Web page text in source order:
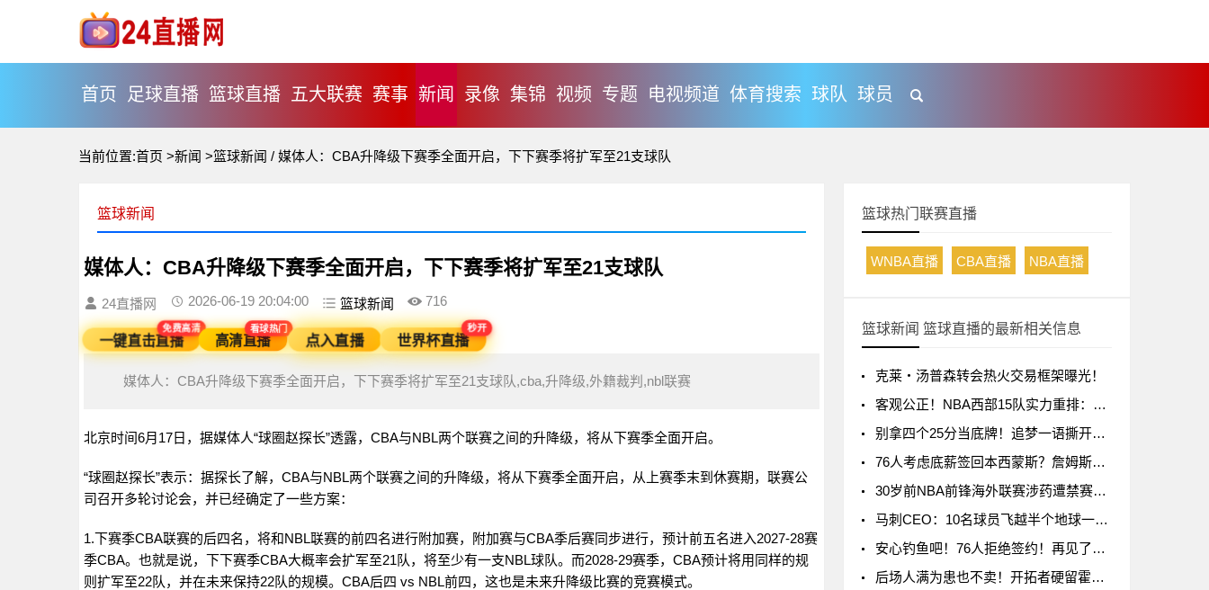
首页 足球直播 篮球直播 五大联赛 赛事 新闻 录像 集锦 视频 专题 电视频道 体育搜索 球队 球员
当前位置:首页 >新闻 >篮球新闻 / 媒体人：CBA升降级下赛季全面开启，下下赛季将扩军至21支球队
篮球新闻
媒体人：CBA升降级下赛季全面开启，下下赛季将扩军至21支球队
24直播网 2026-06-19 20:04:00 篮球新闻 716
一键直击直播
免费高清
高清直播
看球热门
点入直播 世界杯直播
秒开
媒体人：CBA升降级下赛季全面开启，下下赛季将扩军至21支球队,cba,升降级,外籍裁判,nbl联赛
北京时间6月17日，据媒体人“球圈赵探长”透露，CBA与NBL两个联赛之间的升降级，将从下赛季全面开启。
“球圈赵探长”表示：据探长了解，CBA与NBL两个联赛之间的升降级，将从下赛季全面开启，从上赛季末到休赛期，联赛公
司召开多轮讨论会，并已经确定了一些方案：
1.下赛季CBA联赛的后四名，将和NBL联赛的前四名进行附加赛，附加赛与CBA季后赛同步进行，预计前五名进入2027-28赛
季CBA。也就是说，下下赛季CBA大概率会扩军至21队，将至少有一支NBL球队。而2028-29赛季，CBA预计将用同样的规
则扩军至22队，并在未来保持22队的规模。CBA后四 vs NBL前四，这也是未来升降级比赛的竞赛模式。
篮球热门联赛直播
WNBA直播 CBA直播 NBA直播
篮球新闻 篮球直播的最新相关信息
克莱・汤普森转会热火交易框架曝光！
客观公正！NBA西部15队实力重排：马刺第1、火箭第3！
别拿四个25分当底牌！追梦一语撕开杜兰特假象，费城账本全算错了
76人考虑底薪签回本西蒙斯？詹姆斯成关键人物，名记回应泼冷水
30岁前NBA前锋海外联赛涉药遭禁赛一个月，系第二次违规
马刺CEO：10名球员飞越半个地球一起训练不常见，因文班带来的尊重与欢乐
安心钓鱼吧！76人拒绝签约！再见了，西蒙斯
后场人满为患也不卖！开拓者硬留霍勒迪，拒绝所有交易+阻断流言